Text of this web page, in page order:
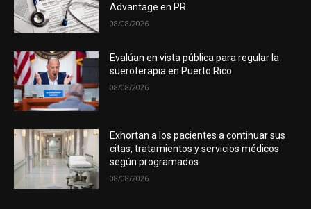
Advantage en PR
08/08/2026
Evalúan en vista pública para regular la
sueroterapia en Puerto Rico
08/08/2026
Exhortan a los pacientes a continuar sus
citas, tratamientos y servicios médicos
según programados
08/08/2026